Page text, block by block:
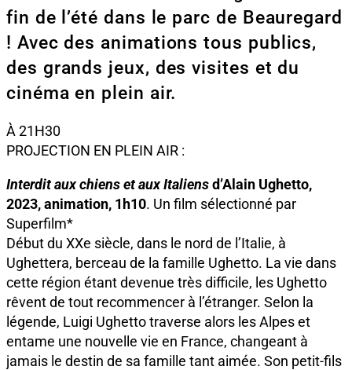
fin de l’été dans le parc de Beauregard
! Avec des animations tous publics,
des grands jeux, des visites et du
cinéma en plein air.
À 21H30
PROJECTION EN PLEIN AIR :
Interdit aux chiens et aux Italiensd’Alain Ughetto,
2023, animation, 1h10. Un film sélectionné par
Superfilm*
Début du XXe siècle, dans le nord de l’Italie, à
Ughettera, berceau de la famille Ughetto. La vie dans
cette région étant devenue très difficile, les Ughetto
rêvent de tout recommencer à l’étranger. Selon la
légende, Luigi Ughetto traverse alors les Alpes et
entame une nouvelle vie en France, changeant à
jamais le destin de sa famille tant aimée. Son petit-fils